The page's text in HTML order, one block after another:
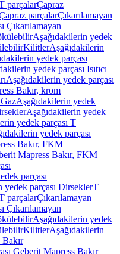
parçalarÇapraz
parçalarÇıkarılamayan
Çıkarılamayan
Aşağıdakilerin yedek
KilitlerAşağıdakilerin
yedek parçası
yedek parçası Isıtıcı
Aşağıdakilerin yedek parçası
Bakır, krom
Aşağıdakilerin yedek
Aşağıdakilerin yedek
yedek parçası T
yedek parçası
Bakır, FKM
Mapress Bakır, FKM
parçası
yedek parçası DirseklerT
parçalarÇıkarılamayan
Çıkarılamayan
Aşağıdakilerin yedek
KilitlerAşağıdakilerin
Geberit Mapress Bakır